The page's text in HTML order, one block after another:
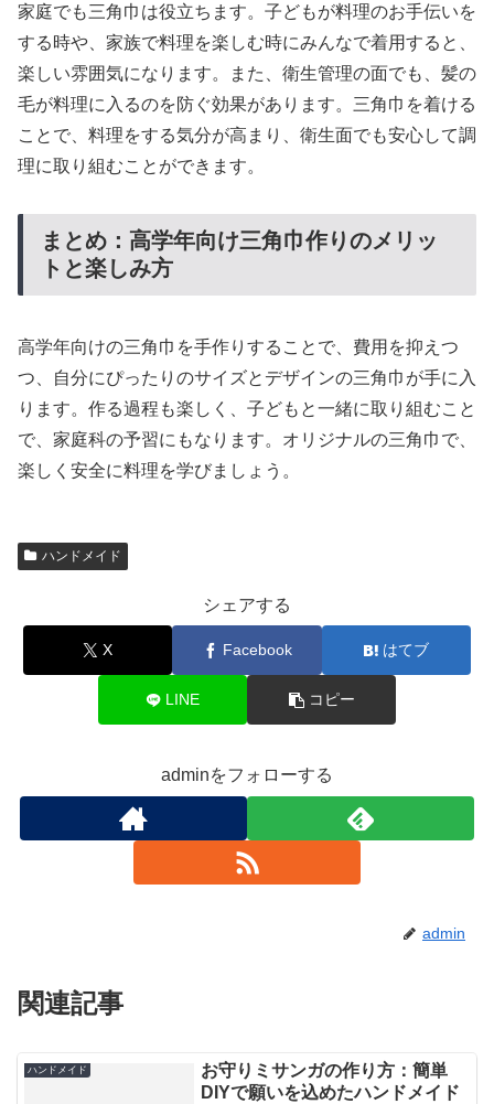
家庭でも三角巾は役立ちます。子どもが料理のお手伝いを
する時や、家族で料理を楽しむ時にみんなで着用すると、
楽しい雰囲気になります。また、衛生管理の面でも、髪の
毛が料理に入るのを防ぐ効果があります。三角巾を着ける
ことで、料理をする気分が高まり、衛生面でも安心して調
理に取り組むことができます。
まとめ：高学年向け三角巾作りのメリッ
トと楽しみ方
高学年向けの三角巾を手作りすることで、費用を抑えつ
つ、自分にぴったりのサイズとデザインの三角巾が手に入
ります。作る過程も楽しく、子どもと一緒に取り組むこと
で、家庭科の予習にもなります。オリジナルの三角巾で、
楽しく安全に料理を学びましょう。
ハンドメイド
シェアする
X Facebook はてブ
LINE コピー
adminをフォローする
admin
関連記事
ハンドメイド
お守りミサンガの作り方：簡単
DIYで願いを込めたハンドメイド